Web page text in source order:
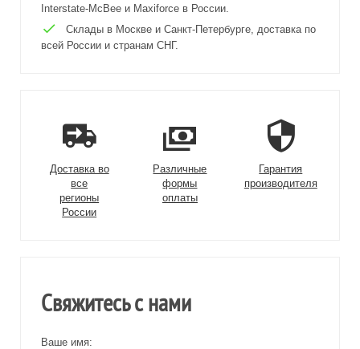
Interstate-McBee и Maxiforce в России.
Склады в Москве и Санкт-Петербурге, доставка по
всей России и странам СНГ.
Доставка во
все
регионы
России
Различные
формы
оплаты
Гарантия
производителя
Свяжитесь с нами
Ваше имя: